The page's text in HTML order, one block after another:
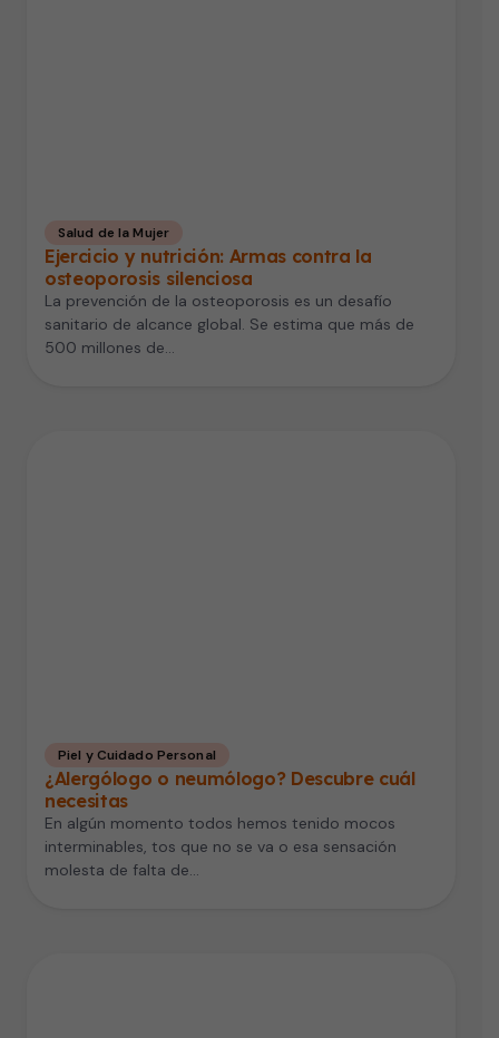
Salud de la Mujer
Ejercicio y nutrición: Armas contra la
osteoporosis silenciosa
La prevención de la osteoporosis es un desafío
sanitario de alcance global. Se estima que más de
500 millones de…
Piel y Cuidado Personal
¿Alergólogo o neumólogo? Descubre cuál
necesitas
En algún momento todos hemos tenido mocos
interminables, tos que no se va o esa sensación
molesta de falta de…